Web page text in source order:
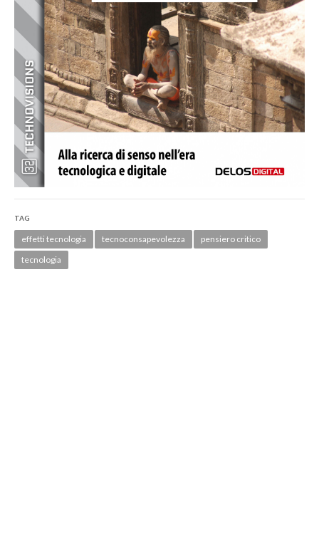
TAG
effetti tecnologia tecnoconsapevolezza
pensiero critico
tecnologia